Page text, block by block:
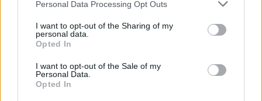
Personal Data Processing Opt Outs
I want to opt-out of the Sharing of my
personal data.
Opted In
I want to opt-out of the Sale of my
Personal Data.
Opted In
Παραλύει η χώρα από τη 24ωρη απεργία
ΓΣΕΕ και ΑΔΕΔΥ ενάντια στο νέο εργασιακό
νομοσχέδιο
01.10.25